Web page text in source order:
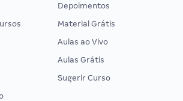
Depoimentos
Material Grátis
Aulas ao Vivo
Aulas Grátis
Sugerir Curso